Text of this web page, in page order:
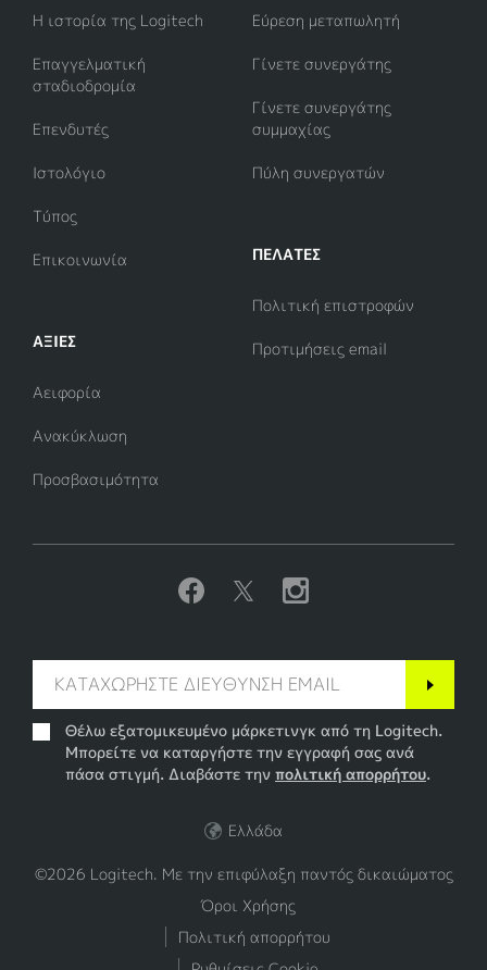
Η ιστορία της Logitech
Επαγγελματική
σταδιοδρομία
Επενδυτές
Ιστολόγιο
Τύπος
Επικοινωνία
ΑΞΊΕΣ
Αειφορία
Ανακύκλωση
Προσβασιμότητα
Εύρεση μεταπωλητή
Γίνετε συνεργάτης
Γίνετε συνεργάτης
συμμαχίας
Πύλη συνεργατών
ΠΕΛΑΤΕΣ
Πολιτική επιστροφών
Προτιμήσεις email
Θέλω εξατομικευμένο μάρκετινγκ από τη Logitech.
Μπορείτε να καταργήστε την εγγραφή σας ανά
πάσα στιγμή. Διαβάστε την πολιτική απορρήτου.
©2026 Logitech. Με την επιφύλαξη παντός δικαιώματος
Όροι Χρήσης
Πολιτική απορρήτου
Ελλάδα